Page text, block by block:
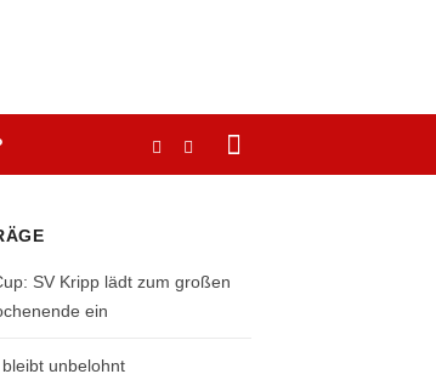
SV Kripp lädt zum großen
ein
unbelohnt